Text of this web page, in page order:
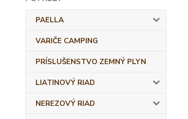
PAELLA
VARIČE CAMPING
PRÍSLUŠENSTVO ZEMNÝ PLYN
LIATINOVÝ RIAD
NEREZOVÝ RIAD